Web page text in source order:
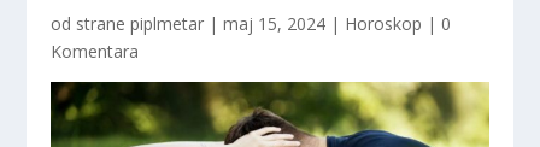
od stranepiplmetar |maj 15, 2024 | Horoskop | 0
Komentara